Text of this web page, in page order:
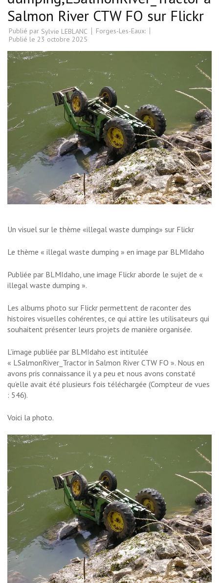
Salmon River CTW FO sur Flickr
Publié par Sylvie LEBLANC
Forges-Les-Eaux:
Publié le 23 octobre 2025
Un visuel sur le thème «illegal waste dumping» sur Flickr
Le thème « illegal waste dumping » en image par BLMIdaho
Publiée par BLMIdaho, une image Flickr aborde le sujet de «
illegal waste dumping ».
Les albums photo sur Flickr permettent de raconter des
histoires visuelles cohérentes, ce qui attire les utilisateurs qui
souhaitent présenter leurs projets de manière organisée.
L’image publiée par BLMIdaho est intitulée
« LSalmonRiver_Tractor in Salmon River CTW FO ». Nous en
avons pris connaissance il y a peu et nous avons constaté
qu’elle avait été plusieurs fois téléchargée (Compteur de vues
: 546).
Voici la photo.